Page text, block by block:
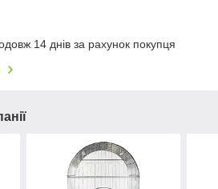
14 днів за рахунок покупця